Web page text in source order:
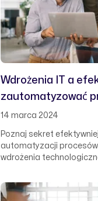
Wdrożenia IT a
zautomatyzować
14 marca 2024
Poznaj sekret
automatyzacji procesów
wdrożenia
kosztów i lepsze
Twoja firma została w